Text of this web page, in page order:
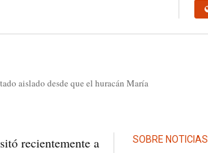
aislado desde que el huracán María
SOBRE
recientemente a